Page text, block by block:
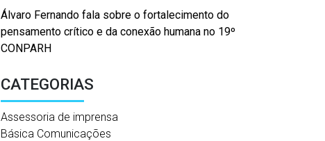
Álvaro Fernando fala sobre o fortalecimento do
pensamento crítico e da conexão humana no 19º
CONPARH
CATEGORIAS
Assessoria de imprensa
Básica Comunicações